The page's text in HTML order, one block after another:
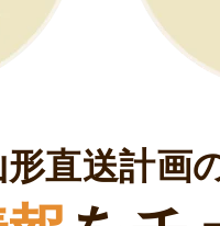
形直送計画